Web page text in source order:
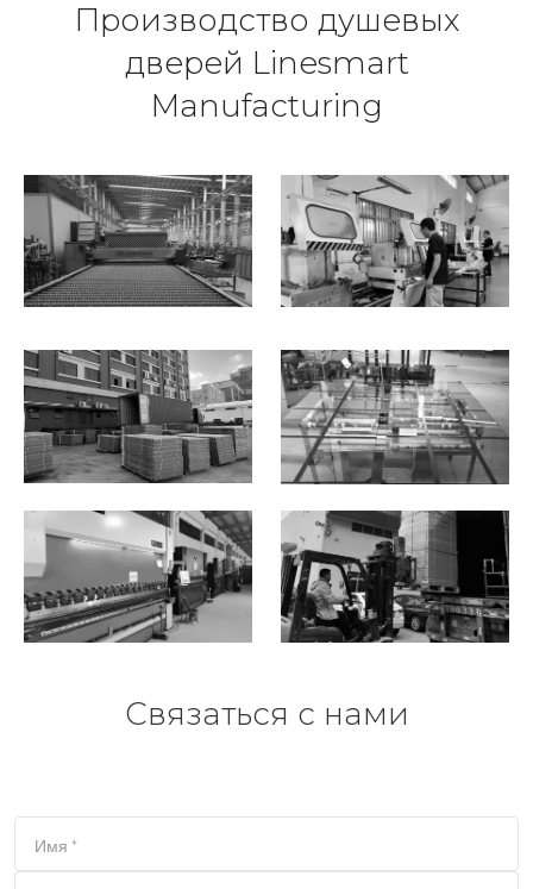
Производство душевых
дверей Linesmart
Manufacturing
Связаться с нами
Имя *